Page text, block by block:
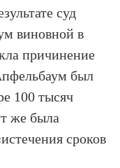
суд
виновной в
причинение
был
100 тысяч
же была
сроков